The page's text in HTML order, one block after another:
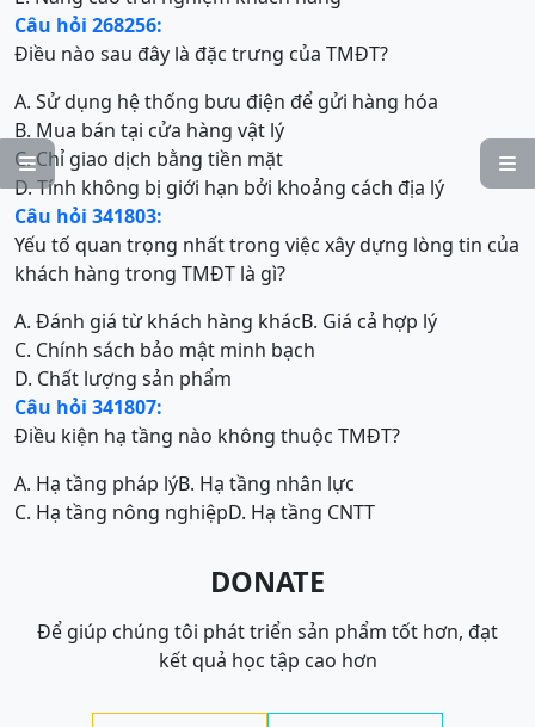


Câu hỏi 268256:
Điều nào sau đây là đặc trưng của TMĐT?
A. Sử dụng hệ thống bưu điện để gửi hàng hóa
B. Mua bán tại cửa hàng vật lý
C. Chỉ giao dịch bằng tiền mặt
D. Tính không bị giới hạn bởi khoảng cách địa lý
Câu hỏi 341803:
Yếu tố quan trọng nhất trong việc xây dựng lòng tin của
khách hàng trong TMĐT là gì?
A. Đánh giá từ khách hàng khácB. Giá cả hợp lý
C. Chính sách bảo mật minh bạch
D. Chất lượng sản phẩm
Câu hỏi 341807:
Điều kiện hạ tầng nào không thuộc TMĐT?
A. Hạ tầng pháp lýB. Hạ tầng nhân lực
C. Hạ tầng nông nghiệpD. Hạ tầng CNTT
DONATE
Để giúp chúng tôi phát triển sản phẩm tốt hơn, đạt
kết quả học tập cao hơn